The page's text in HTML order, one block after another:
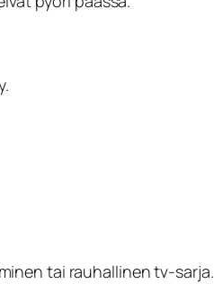
tai rauhallinen tv-sarja.